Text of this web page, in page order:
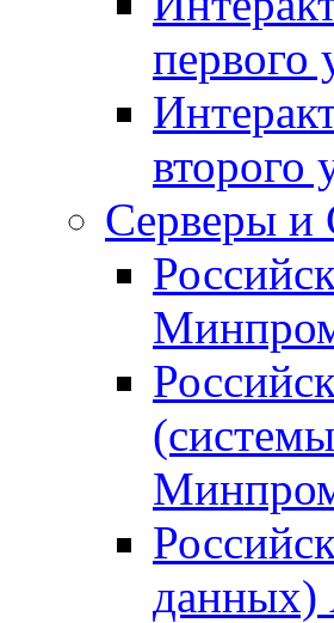
первого
второго
Серверы и
данных)